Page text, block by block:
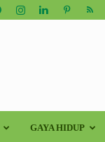
GAYA HIDUP